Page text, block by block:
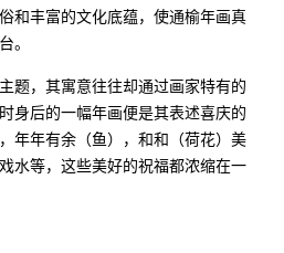
和丰富的文化底蕴，使通榆年画真
。
题，其寓意往往却通过画家特有的
身后的一幅年画便是其表述喜庆的
年年有余（鱼），和和（荷花）美
水等，这些美好的祝福都浓缩在一